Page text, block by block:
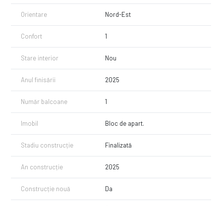
Orientare Nord-Est
Confort 1
Stare interior Nou
Anul finisării 2025
Număr balcoane 1
Imobil Bloc de apart.
Stadiu construcție Finalizată
An construcție 2025
Construcție nouă Da